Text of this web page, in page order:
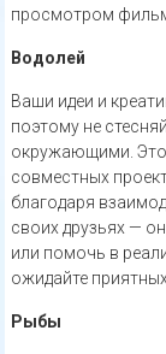
просмотром
Водолей
Ваши идеи и
поэтому не
окружающими. Это
совместных
благодаря
своих друзьях —
или помочь в
ожидайте
Рыбы